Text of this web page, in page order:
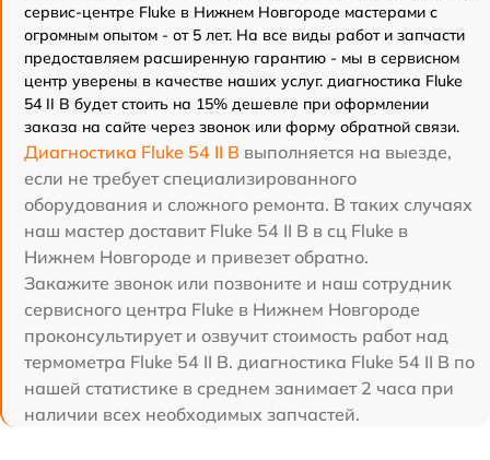
сервис-центре Fluke в Нижнем Новгороде мастерами с
огромным опытом - от 5 лет. На все виды работ и запчасти
предоставляем расширенную гарантию - мы в сервисном
центр уверены в качестве наших услуг. диагностика Fluke
54 II B будет стоить на 15% дешевле при оформлении
заказа на сайте через звонок или форму обратной связи.
Диагностика Fluke 54 II B выполняется на выезде,
если не требует специализированного
оборудования и сложного ремонта. В таких случаях
наш мастер доставит Fluke 54 II B в сц Fluke в
Нижнем Новгороде и привезет обратно.
Закажите звонок или позвоните и наш сотрудник
сервисного центра Fluke в Нижнем Новгороде
проконсультирует и озвучит стоимость работ над
термометра Fluke 54 II B. диагностика Fluke 54 II B по
нашей статистике в среднем занимает 2 часа при
наличии всех необходимых запчастей.